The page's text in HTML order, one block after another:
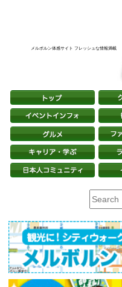
メルボルン体感サイト フレッシュな情報満載